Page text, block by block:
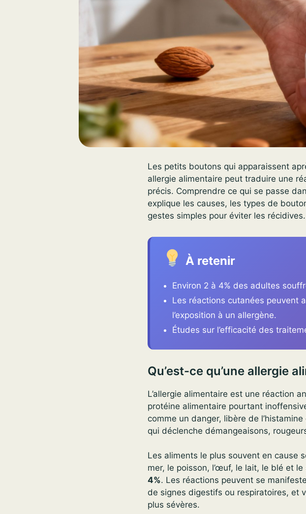
Les petits boutons qui apparaissent
allergie alimentaire peut traduire une
précis. Comprendre ce qui se passe
explique les causes, les types de
gestes simples pour éviter les récidives.
À retenir
Environ 2 à 4% des adultes
Les réactions cutanées peuvent
l’exposition à un allergène.
Études sur l’efficacité des
Qu’est-ce qu’une allergie
L’allergie alimentaire est une réaction
protéine alimentaire pourtant
comme un danger, libère de
qui déclenche démangeaisons,
Les aliments le plus souvent en cause
mer, le poisson, l’œuf, le lait, le blé et
4%. Les réactions peuvent se
de signes digestifs ou respiratoires, et
plus sévères.